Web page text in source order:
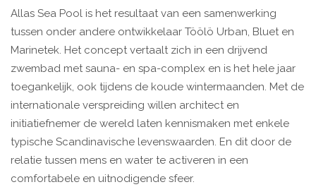
Allas Sea Pool is het resultaat van een samenwerking
tussen onder andere ontwikkelaar Töölö Urban, Bluet en
Marinetek. Het concept vertaalt zich in een drijvend
zwembad met sauna- en spa-complex en is het hele jaar
toegankelijk, ook tijdens de koude wintermaanden. Met de
internationale verspreiding willen architect en
initiatiefnemer de wereld laten kennismaken met enkele
typische Scandinavische levenswaarden. En dit door de
relatie tussen mens en water te activeren in een
comfortabele en uitnodigende sfeer.